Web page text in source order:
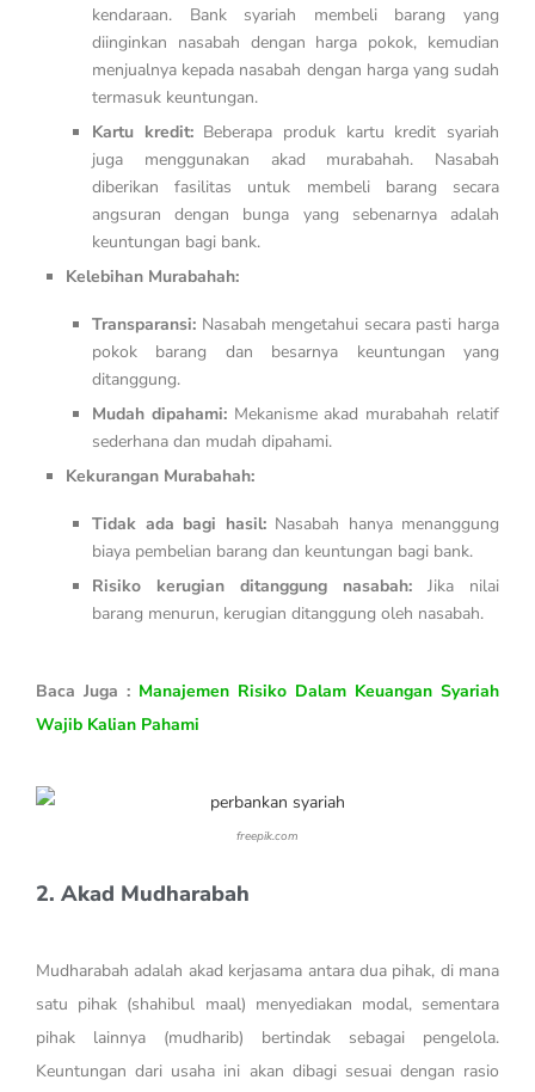
kendaraan. Bank syariah membeli barang yang
diinginkan nasabah dengan harga pokok, kemudian
menjualnya kepada nasabah dengan harga yang sudah
termasuk keuntungan.
Kartu kredit:Beberapa produk kartu kredit syariah
juga menggunakan akad murabahah. Nasabah
diberikan fasilitas untuk membeli barang secara
angsuran dengan bunga yang sebenarnya adalah
keuntungan bagi bank.
Kelebihan Murabahah:
Transparansi: Nasabah mengetahui secara pasti harga
pokok barang dan besarnya keuntungan yang
ditanggung.
Mudah dipahami:Mekanisme akad murabahah relatif
sederhana dan mudah dipahami.
Kekurangan Murabahah:
Tidak ada bagi hasil:Nasabah hanya menanggung
biaya pembelian barang dan keuntungan bagi bank.
Risiko kerugian ditanggung nasabah: Jika nilai
barang menurun, kerugian ditanggung oleh nasabah.
Baca Juga : Manajemen Risiko Dalam Keuangan Syariah
Wajib Kalian Pahami
freepik.com
2. Akad Mudharabah
Mudharabah adalah akad kerjasama antara dua pihak, di mana
satu pihak (shahibul maal) menyediakan modal, sementara
pihak lainnya (mudharib) bertindak sebagai pengelola.
Keuntungan dari usaha ini akan dibagi sesuai dengan rasio